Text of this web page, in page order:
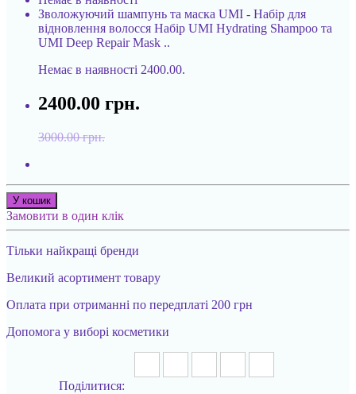
Зволожуючий шампунь та маска UMI - Набір для
відновлення волосся Набір UMI Hydrating Shampoo та
UMI Deep Repair Mask ..
Немає в наявності 2400.00.
2400.00 грн.
3000.00 грн.
У кошик
Замовити в один клік
Тільки найкращі бренди
Великий асортимент товару
Оплата при отриманні по передплаті 200 грн
Допомога у виборі косметики
Поділитися: